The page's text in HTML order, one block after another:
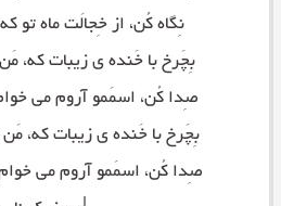
نِگاه کُن، از خِجالَت ماه تو
بِچَرخ با خَنده ی زیبات که،
صِدا کُن، اسمَمو آروم می
بِچَرخ با خَنده ی زیبات که،
صِدا کُن، اسمَمو آروم می